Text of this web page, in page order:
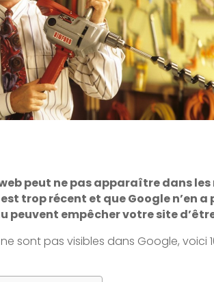
peut ne pas apparaître dans
trop récent et que Google n’en
peuvent empêcher votre site
sont pas visibles dans Google, voici